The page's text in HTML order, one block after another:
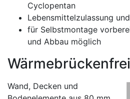
Cyclopentan
Lebensmittelzulassung
für Selbstmontage
und Abbau möglich
Wand, Decken und